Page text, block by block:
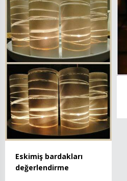
Eskimiş bardakları
değerlendirme